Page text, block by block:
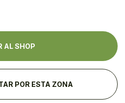
AL SHOP
POR ESTA ZONA